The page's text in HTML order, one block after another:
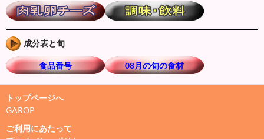
成分表と旬
食品番号 08月の旬の食材
トップページへ
GAROP
ご利用にあたって